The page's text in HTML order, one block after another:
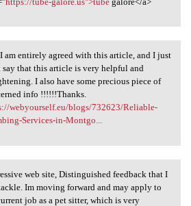
am entirely agreed
I am entirely agreed with this article, and I just
say that this article is very helpful and
I also have some precious piece of
info !!!!!!Thanks.
webyourself.eu/blogs/732623/Reliable-
Services-in-Montgo...
web site,
web site, Distinguished feedback that I
Im moving forward and may apply to
job as a pet sitter, which is very